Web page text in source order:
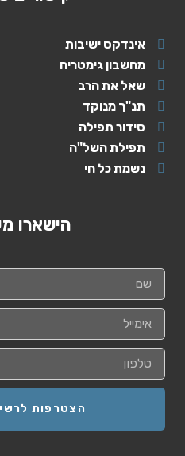
אינדקס ישיבות
מחשבון גימטריה
שאל את הרב
תנ"ך מנוקד
סידור תפילה
תפילת השל"ה
נשמת כל חי
הישארו
הצטרפות